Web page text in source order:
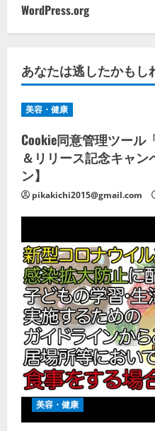
WordPress.org
あなたは逃したかもし
美容・健康
Cookie同意管理ツール
＆リリース記念キャ
ン】
pikakichi2015@gmail.com
美容・健康